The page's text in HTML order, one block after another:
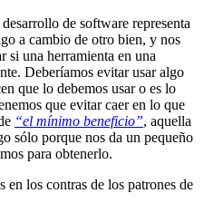
de software representa
a cambio de otro bien, y nos
si una herramienta en una
Deberíamos evitar usar algo
que lo debemos usar o es lo
que evitar caer en lo que
“el mínimo beneficio”, aquella
sólo porque nos da un pequeño
para obtenerlo.
en los contras de los patrones de